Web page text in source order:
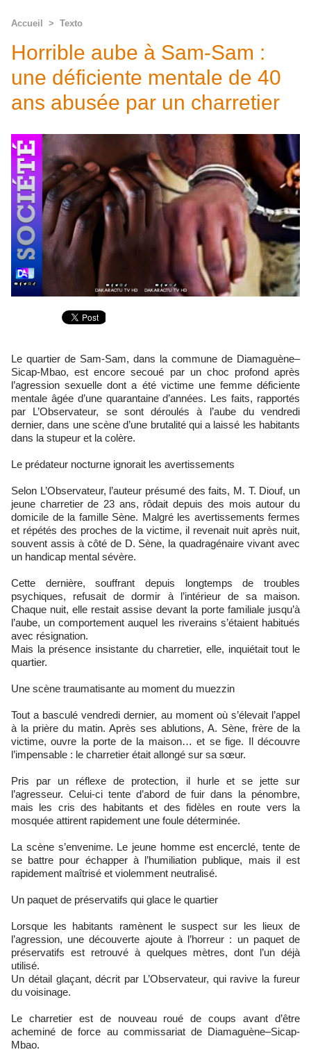
Accueil > Texto
Horrible aube à Sam-Sam :
une déficiente mentale de 40
ans abusée par un charretier
Le quartier de Sam-Sam, dans la commune de Diamaguène–
Sicap-Mbao, est encore secoué par un choc profond après
l’agression sexuelle dont a été victime une femme déficiente
mentale âgée d’une quarantaine d’années. Les faits, rapportés
par L’Observateur, se sont déroulés à l’aube du vendredi
dernier, dans une scène d’une brutalité qui a laissé les habitants
dans la stupeur et la colère.
Le prédateur nocturne ignorait les avertissements
Selon L’Observateur, l’auteur présumé des faits, M. T. Diouf, un
jeune charretier de 23 ans, rôdait depuis des mois autour du
domicile de la famille Sène. Malgré les avertissements fermes
et répétés des proches de la victime, il revenait nuit après nuit,
souvent assis à côté de D. Sène, la quadragénaire vivant avec
un handicap mental sévère.
Cette dernière, souffrant depuis longtemps de troubles
psychiques, refusait de dormir à l’intérieur de sa maison.
Chaque nuit, elle restait assise devant la porte familiale jusqu’à
l’aube, un comportement auquel les riverains s’étaient habitués
avec résignation.
Mais la présence insistante du charretier, elle, inquiétait tout le
quartier.
Une scène traumatisante au moment du muezzin
Tout a basculé vendredi dernier, au moment où s’élevait l’appel
à la prière du matin. Après ses ablutions, A. Sène, frère de la
victime, ouvre la porte de la maison… et se fige. Il découvre
l’impensable : le charretier était allongé sur sa sœur.
Pris par un réflexe de protection, il hurle et se jette sur
l’agresseur. Celui-ci tente d’abord de fuir dans la pénombre,
mais les cris des habitants et des fidèles en route vers la
mosquée attirent rapidement une foule déterminée.
La scène s’envenime. Le jeune homme est encerclé, tente de
se battre pour échapper à l’humiliation publique, mais il est
rapidement maîtrisé et violemment neutralisé.
Un paquet de préservatifs qui glace le quartier
Lorsque les habitants ramènent le suspect sur les lieux de
l’agression, une découverte ajoute à l’horreur : un paquet de
préservatifs est retrouvé à quelques mètres, dont l’un déjà
utilisé.
Un détail glaçant, décrit par L’Observateur, qui ravive la fureur
du voisinage.
Le charretier est de nouveau roué de coups avant d’être
acheminé de force au commissariat de Diamaguène–Sicap-
Mbao.